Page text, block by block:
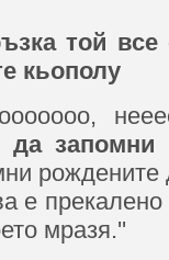
той
кьополу
запомни
рождените
е
мразя.''